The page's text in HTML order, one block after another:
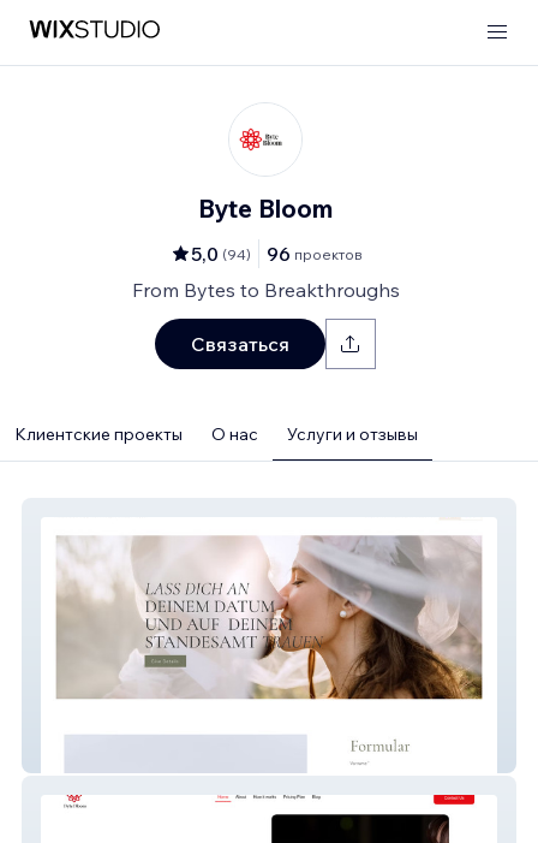
Byte Bloom
5,0 (94) 96 проектов
From Bytes to Breakthroughs
Связаться
Клиентские проекты О нас Услуги и отзывы